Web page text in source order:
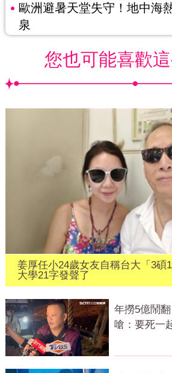
歐洲避暑天堂失守！地中海
泉
您也可能喜歡
姜厚任小24歲女友自稱台大「3
大學21字發聲了
年撈5億鬧
嗆：要死一